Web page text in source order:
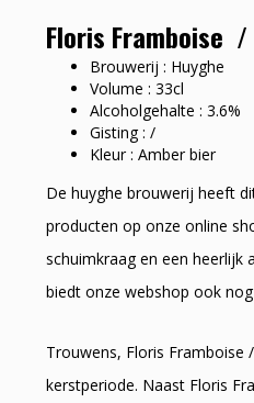
Floris Framboise /
Brouwerij : Huyghe
Volume : 33cl
Alcoholgehalte : 3.6%
Gisting : /
Kleur : Amber bier
De huyghe brouwerij heeft
producten op onze online
schuimkraag en een heerlijk
biedt onze webshop ook
Trouwens, Floris
kerstperiode. Naast Floris